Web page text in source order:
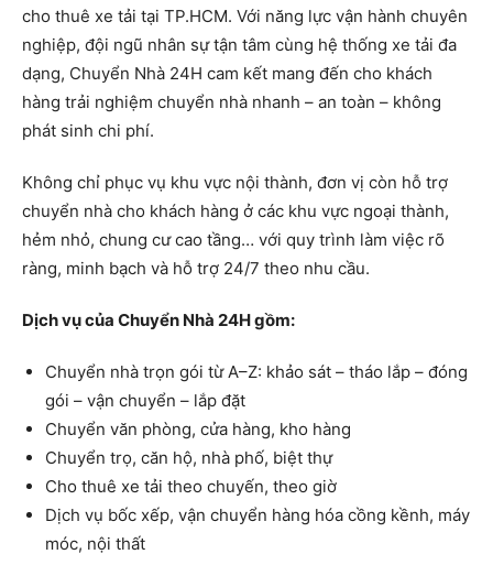
cho thuê xe tải tại TP.HCM. Với năng lực vận hành chuyên
nghiệp, đội ngũ nhân sự tận tâm cùng hệ thống xe tải đa
dạng, Chuyển Nhà 24H cam kết mang đến cho khách
hàng trải nghiệm chuyển nhà nhanh – an toàn – không
phát sinh chi phí.
Không chỉ phục vụ khu vực nội thành, đơn vị còn hỗ trợ
chuyển nhà cho khách hàng ở các khu vực ngoại thành,
hẻm nhỏ, chung cư cao tầng… với quy trình làm việc rõ
ràng, minh bạch và hỗ trợ 24/7 theo nhu cầu.
Dịch vụ của Chuyển Nhà 24H gồm:
Chuyển nhà trọn gói từ A–Z: khảo sát – tháo lắp – đóng
gói – vận chuyển – lắp đặt
Chuyển văn phòng, cửa hàng, kho hàng
Chuyển trọ, căn hộ, nhà phố, biệt thự
Cho thuê xe tải theo chuyến, theo giờ
Dịch vụ bốc xếp, vận chuyển hàng hóa cồng kềnh, máy
móc, nội thất